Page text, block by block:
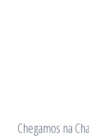
Chegamos na